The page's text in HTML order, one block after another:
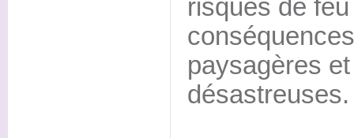
risques de
paysagères
désastreuses.